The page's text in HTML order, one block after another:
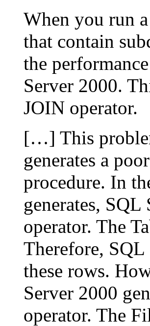
When you run
that contain
the
Server 2000.
JOIN operator.
[…] This
generates a
procedure. In
generates, SQL
operator. The
Therefore, SQL
these rows.
Server 2000
operator. The